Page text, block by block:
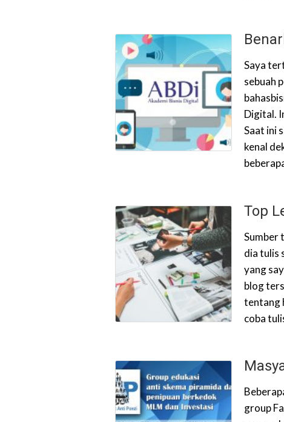
Saya
sebuah
Digital.
Saat ini
kenal
Top
Sumber
dia tulis
yang
blog
tentang
coba
group